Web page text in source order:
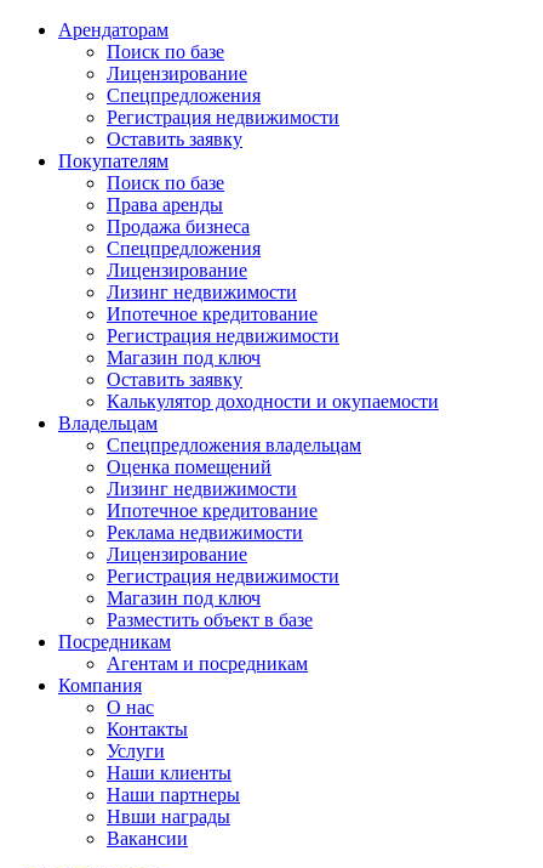
Арендаторам
Поиск по базе
Лицензирование
Спецпредложения
Регистрация недвижимости
Оставить заявку
Покупателям
Поиск по базе
Права аренды
Продажа бизнеса
Спецпредложения
Лицензирование
Лизинг недвижимости
Ипотечное кредитование
Регистрация недвижимости
Магазин под ключ
Оставить заявку
Калькулятор доходности и окупаемости
Владельцам
Спецпредложения владельцам
Оценка помещений
Лизинг недвижимости
Ипотечное кредитование
Реклама недвижимости
Лицензирование
Регистрация недвижимости
Магазин под ключ
Разместить объект в базе
Посредникам
Агентам и посредникам
Компания
О нас
Контакты
Услуги
Наши клиенты
Наши партнеры
Нвши награды
Вакансии